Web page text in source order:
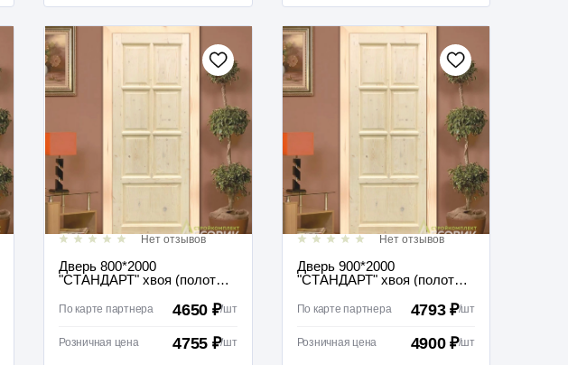
Нет отзывов
Дверь 800*2000
"СТАНДАРТ" хвоя (полотно
глухая
По карте партнера 4650 ₽/шт
Розничная цена 4755 ₽/шт
Нет отзывов
Дверь 900*2000
"СТАНДАРТ" хвоя (полотно
глухая
По карте партнера 4793 ₽/шт
Розничная цена 4900 ₽/шт